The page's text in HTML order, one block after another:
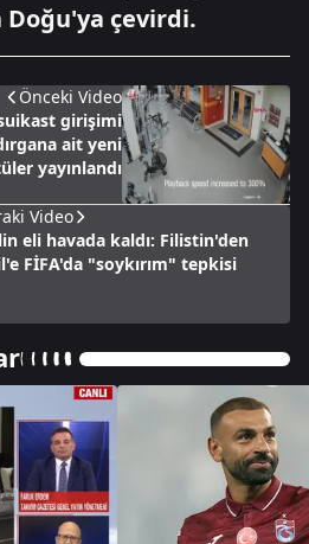
çevirdi.
Önceki Video
girişimi
ait yeni
yayınlandı
Video
eli havada kaldı: Filistin'den
FİFA'da "soykırım" tepkisi